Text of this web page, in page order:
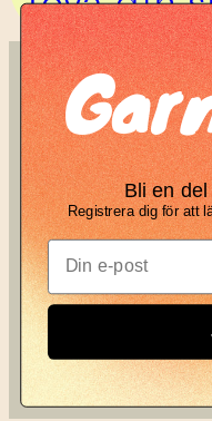
SÖK
Search
Knit Knot
Bli en
Registrera dig för att